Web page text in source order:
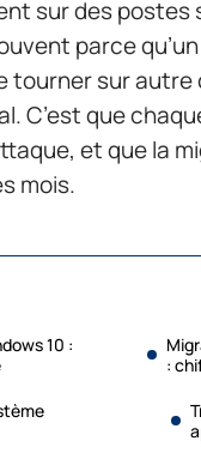
sur des postes
parce
sur autre
C’est que
et que la
mois.
10 :
: